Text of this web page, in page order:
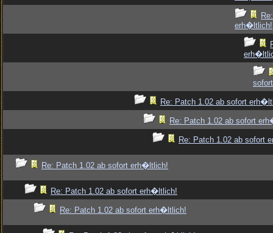
erh�ltlich!
Re: Patch 1.02 ab sofort
Re: Patch 1.02 ab sofort
Re: Patch 1.02 ab sofort
Re: Patch 1.02 ab sofort erh�ltlich!
Re: Patch 1.02 ab sofort erh�ltlich!
Re: Patch 1.02 ab sofort erh�ltlich!